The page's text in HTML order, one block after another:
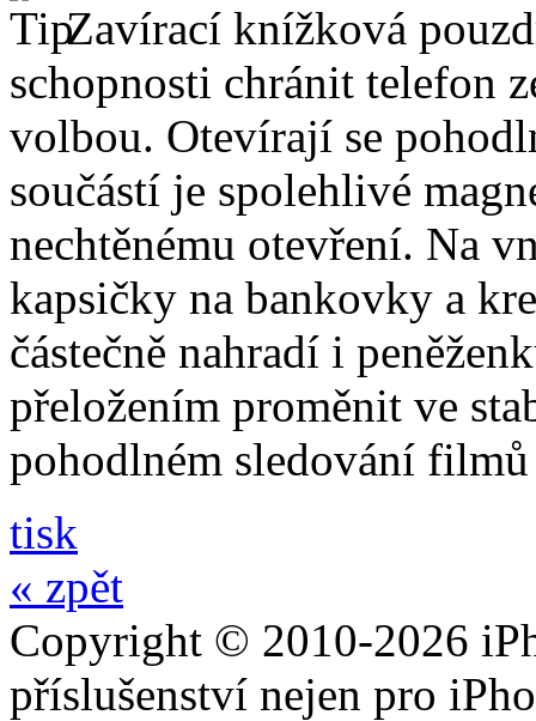
Zavírací knížková
schopnosti chránit telefon
volbou. Otevírají se
součástí je spolehlivé
nechtěnému otevření. Na
kapsičky na bankovky a
částečně nahradí i
přeložením proměnit ve
pohodlném sledování
tisk
« zpět
Copyright © 2010-2026
příslušenství nejen pro